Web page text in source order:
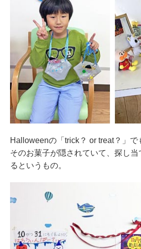
Halloweenの「trick？ or treat？」で
そのお菓子が隠されていて、探し
るというもの。